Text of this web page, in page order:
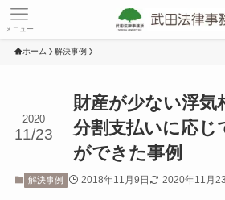
メニュー
ホーム 解決事例
財産が少ない浮気
分割支払いに応じ
ができた事例
2020
11/23
解決事例 2018年11月9日 2020年11月